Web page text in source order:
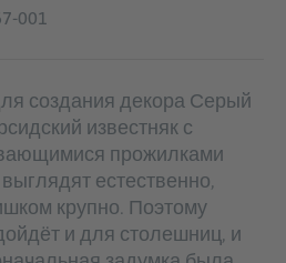
001
создания декора Серый
известняк с
прожилками
естественно,
крупно. Поэтому
и для столешниц, и